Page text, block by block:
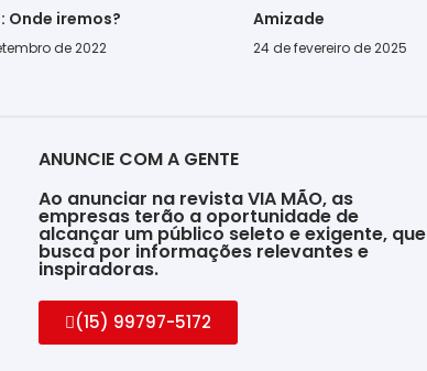
Onde iremos?
de 2022
Amizade
24 de fevereiro de 2025
ANUNCIE COM A GENTE
Ao anunciar na revista VIA MÃO, as
empresas terão a oportunidade de
alcançar um público seleto e exigente, que
busca por informações relevantes e
inspiradoras.
(15) 99797-5172